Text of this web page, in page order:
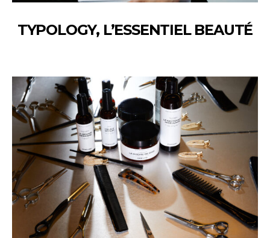
TYPOLOGY, L’ESSENTIEL BEAUTÉ